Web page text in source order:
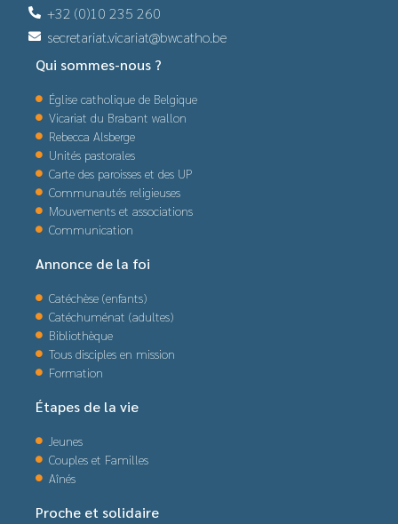
+32 (0)10 235 260
secretariat.vicariat@bwcatho.be
Qui sommes-nous ?
Église catholique de Belgique
Vicariat du Brabant wallon
Rebecca Alsberge
Unités pastorales
Carte des paroisses et des UP
Communautés religieuses
Mouvements et associations
Communication
Annonce de la foi
Catéchèse (enfants)
Catéchuménat (adultes)
Bibliothèque
Tous disciples en mission
Formation
Étapes de la vie
Jeunes
Couples et Familles
Aînés
Proche et solidaire